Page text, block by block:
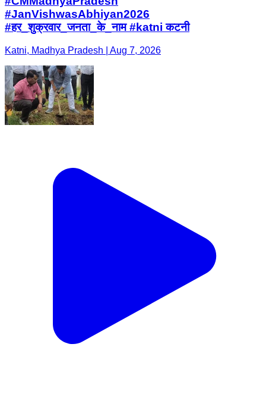
#JanVishwasAbhiyan2026
#हर_शुक्रवार_जनता_के_नाम #katni कटनी
Katni, Madhya Pradesh | Aug 7, 2026